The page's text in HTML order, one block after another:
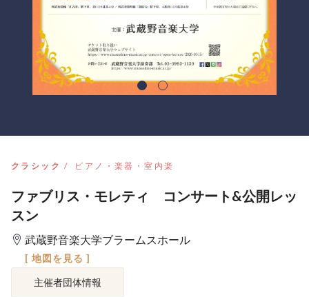
クラシック ピアノ・楽器・室内楽
ファブリス・モレティ コンサート&公開レッ
スン
武蔵野音楽大学ブラームスホール
[ 地図を見る ]
主催者団体情報